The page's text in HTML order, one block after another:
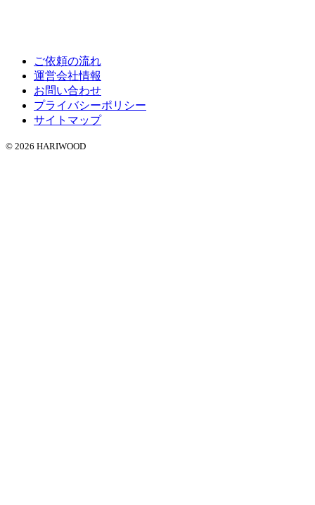
ご依頼の流れ
運営会社情報
お問い合わせ
プライバシーポリシー
サイトマップ
© 2026 HARIWOOD